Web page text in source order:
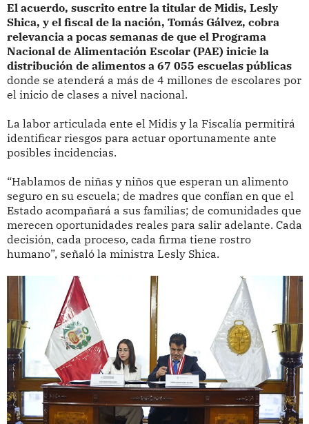
El acuerdo, suscrito entre la titular de Midis, Lesly
Shica, y el fiscal de la nación, Tomás Gálvez, cobra
relevancia a pocas semanas de que el Programa
Nacional de Alimentación Escolar (PAE) inicie la
distribución de alimentos a 67 055 escuelas públicas
donde se atenderá a más de 4 millones de escolares por
el inicio de clases a nivel nacional.
La labor articulada ente el Midis y la Fiscalía permitirá
identificar riesgos para actuar oportunamente ante
posibles incidencias.
“Hablamos de niñas y niños que esperan un alimento
seguro en su escuela; de madres que confían en que el
Estado acompañará a sus familias; de comunidades que
merecen oportunidades reales para salir adelante. Cada
decisión, cada proceso, cada firma tiene rostro
humano”, señaló la ministra Lesly Shica.